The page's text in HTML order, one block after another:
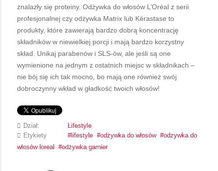
znalazły się proteiny. Odżywka do włosów L’Oréal z serii
profesjonalnej czy odżywka Matrix lub Kérastase to
produkty, które zawierają bardzo dobrą koncentrację
składników w niewielkiej porcji i mają bardzo korzystny
skład. Unikaj parabenów i SLS-ów, ale jeśli są one
wymienione na jednym z ostatnich miejsc w składnikach –
nie bój się ich tak mocno, bo mają one również swój
dobroczynny wkład w gładkość twoich włosów!
Dział:
Lifestyle
Etykiety
lifestyle odżywka do włosów
odzywka do
włosów loreal
odżywka garnier